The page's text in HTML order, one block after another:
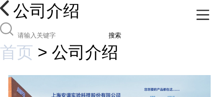
公司介绍
搜索
首页 > 公司介绍